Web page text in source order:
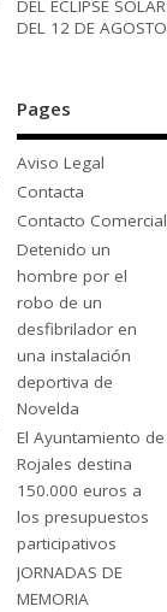
DEL ECLIPSE SOLAR
DEL 12 DE AGOSTO
Pages
Aviso Legal
Contacta
Contacto Comercial
Detenido un
hombre por el
robo de un
desfibrilador en
una instalación
deportiva de
Novelda
El Ayuntamiento de
Rojales destina
150.000 euros a
los presupuestos
participativos
JORNADAS DE
MEMORIA